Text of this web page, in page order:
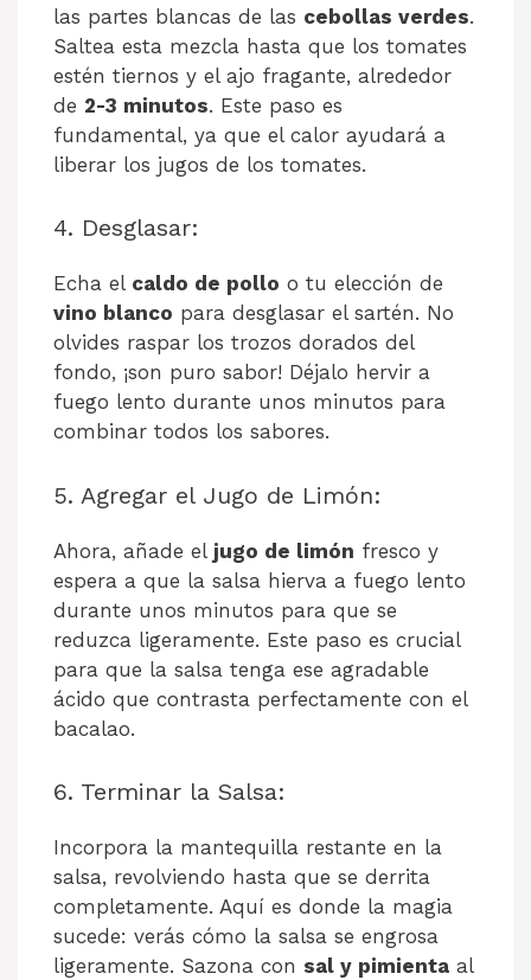
las partes blancas de las cebollas verdes.
Saltea esta mezcla hasta que los tomates
estén tiernos y el ajo fragante, alrededor
de 2-3 minutos. Este paso es
fundamental, ya que el calor ayudará a
liberar los jugos de los tomates.
4. Desglasar:
Echa el caldo de pollo o tu elección de
vino blanco para desglasar el sartén. No
olvides raspar los trozos dorados del
fondo, ¡son puro sabor! Déjalo hervir a
fuego lento durante unos minutos para
combinar todos los sabores.
5. Agregar el Jugo de Limón:
Ahora, añade el jugo de limón fresco y
espera a que la salsa hierva a fuego lento
durante unos minutos para que se
reduzca ligeramente. Este paso es crucial
para que la salsa tenga ese agradable
ácido que contrasta perfectamente con el
bacalao.
6. Terminar la Salsa:
Incorpora la mantequilla restante en la
salsa, revolviendo hasta que se derrita
completamente. Aquí es donde la magia
sucede: verás cómo la salsa se engrosa
ligeramente. Sazona con sal y pimienta al